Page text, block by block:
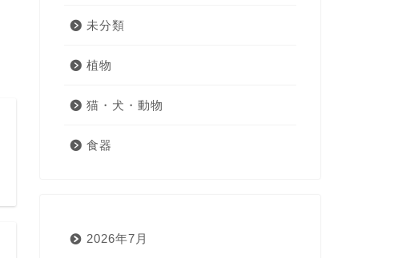
未分類
植物
猫・犬・動物
食器
2026年7月